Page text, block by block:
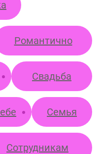
Романтично
Свадьба
Семья
Сотрудникам